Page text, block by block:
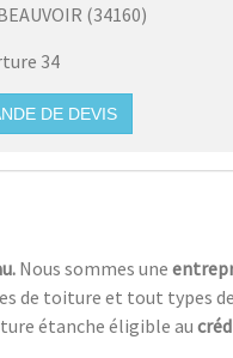
(34160)
34
DE DEVIS
Nous sommes une
de toiture et tout types
étanche éligible au